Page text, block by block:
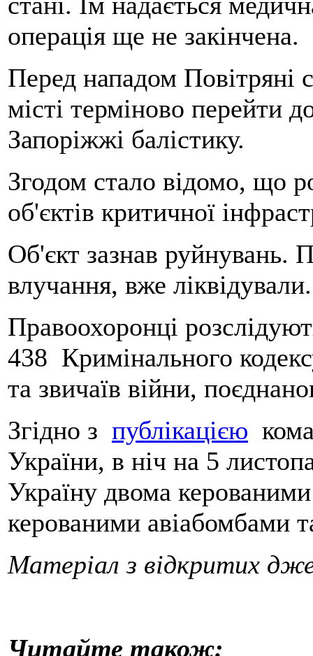
операція ще не закінчена.
Перед нападом
місті терміново перейти
Запоріжжі балістику.
Згодом стало відомо, що
об'єктів критичної
Об'єкт зазнав руйнувань.
влучання, вже ліквідували.
Правоохоронці
438 Кримінального
та звичаїв війни,
Згідно з публікацією
України, в ніч на 5
Україну двома
керованими авіабомбами
Матеріал з відкритих
Читайте також: